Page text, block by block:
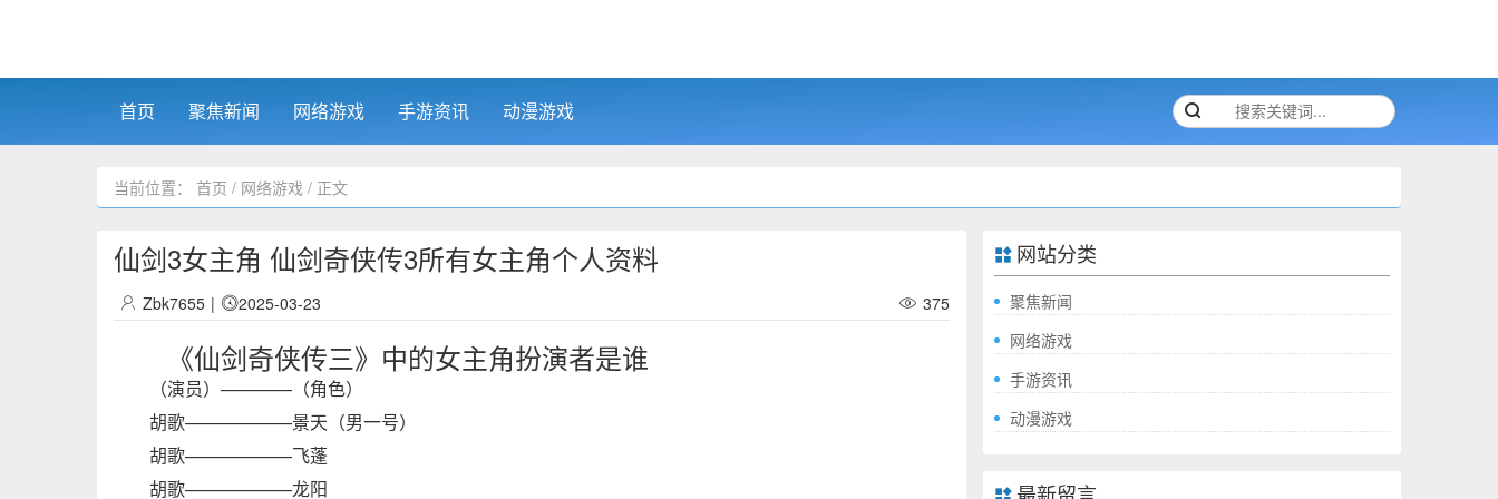
首页 聚焦新闻 网络游戏 手游资讯 动漫游戏
当前位置： 首页 / 网络游戏 / 正文
仙剑3女主角 仙剑奇侠传3所有女主角个人资料
Zbk7655 | 2025-03-23 375
《仙剑奇侠传三》中的女主角扮演者是谁
（演员）————（角色）
胡歌——————景天（男一号）
胡歌——————飞蓬
胡歌——————龙阳
网站分类
聚焦新闻
网络游戏
手游资讯
动漫游戏